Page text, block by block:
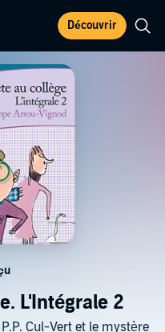
Découvrir
L'Intégrale 2
Cul-Vert et le mystère